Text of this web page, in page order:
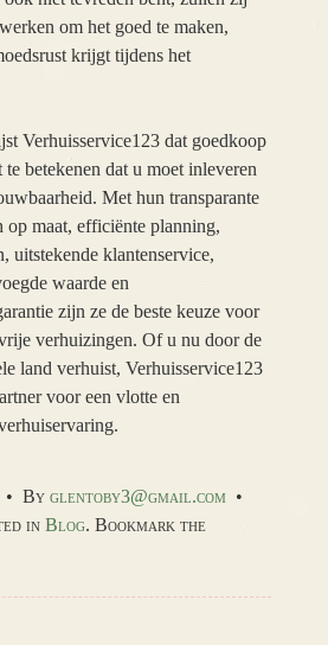
om het goed te maken,
krijgt tijdens het
Verhuisservice123 dat goedkoop
betekenen dat u moet inleveren
Met hun transparante
op maat, efficiënte planning,
uitstekende klantenservice,
waarde en
zijn ze de beste keuze voor
verhuizingen. Of u nu door de
land verhuist, Verhuisservice123
voor een vlotte en
• By glentoby3@gmail.com •
in Blog. Bookmark the